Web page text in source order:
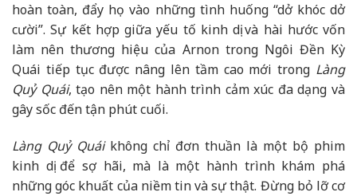
hoàn toàn, đẩy họ vào những tình huống “dở khóc dở
cười”. Sự kết hợp giữa yếu tố kinh dị và hài hước vốn
làm nên thương hiệu của Arnon trong Ngôi Đền Kỳ
Quái tiếp tục được nâng lên tầm cao mới trong Làng
Quỷ Quái, tạo nên một hành trình cảm xúc đa dạng và
gây sốc đến tận phút cuối.
Làng Quỷ Quáikhông chỉ đơn thuần là một bộ phim
kinh dị để sợ hãi, mà là một hành trình khám phá
những góc khuất của niềm tin và sự thật. Đừng bỏ lỡ cơ